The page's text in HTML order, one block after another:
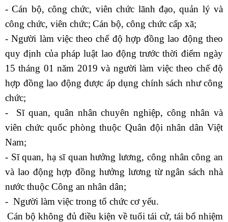
-Cán bộ, công chức, viên chức lãnh đạo, quản lý và
công chức, viên chức; Cán bộ, công chức cấp xã;
-Người làm việc theo chế độ hợp đồng lao động theo
quy định của pháp luật lao động trước thời điểm ngày
15 tháng 01 năm 2019 và người làm việc theo chế độ
hợp đồng lao động được áp dụng chính sách như công
chức;
-
Sĩ quan, quân nhân chuyên nghiệp, công nhân và
viên chức quốc phòng thuộc Quân đội nhân dân Việt
Nam;
- Sĩ quan, hạ sĩ quan hưởng lương, công nhân công an
và lao động hợp đồng hưởng lương từ ngân sách nhà
nước thuộc Công an nhân dân;
- Người làm việc trong tổ chức cơ yếu.
Cán bộ không đủ điều kiện về tuổi tái cử, tái bổ nhiệm